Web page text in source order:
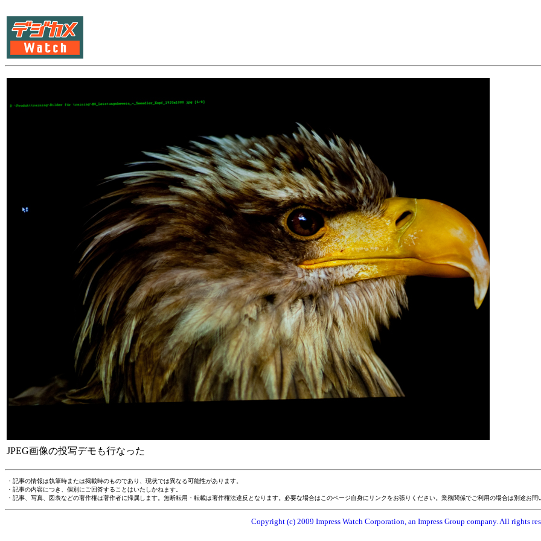
JPEG画像の投写デモも行なった
・記事の情報は執筆時または掲載時のものであり、現状では異なる可能性があります。
・記事の内容につき、個別にご回答することはいたしかねます。
・記事、写真、図表などの著作権は著作者に帰属します。無断転用・転載は著作権法違反となります。必要な場合はこのページ自身にリンクをお張りください。業務関係でご利用の場合は別途お問
Copyright (c) 2009 Impress Watch Corporation, an Impress Group company. All rights